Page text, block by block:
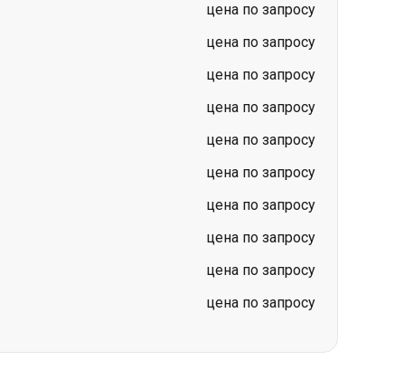
цена по запросу
цена по запросу
цена по запросу
цена по запросу
цена по запросу
цена по запросу
цена по запросу
цена по запросу
цена по запросу
цена по запросу